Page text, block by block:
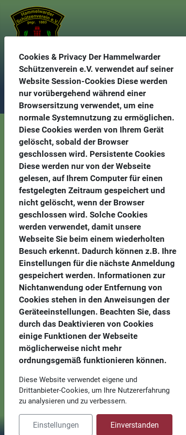
Hammelwarder Schützenverein gegr. 1883
Cookies & Privacy Der Hammelwarder
Schützenverein e.V. verwendet auf seiner
Website Session-Cookies Diese werden
nur vorübergehend während einer
Browsersitzung verwendet, um eine
normale Systemnutzung zu ermöglichen.
Diese Cookies werden von Ihrem Gerät
gelöscht, sobald der Browser
geschlossen wird. Persistente Cookies
Diese werden nur von der Webseite
gelesen, auf Ihrem Computer für einen
festgelegten Zeitraum gespeichert und
nicht gelöscht, wenn der Browser
geschlossen wird. Solche Cookies
werden verwendet, damit unsere
Webseite Sie beim einem wiederholten
Besuch erkennt. Dadurch können z.B. Ihre
Einstellungen für die nächste Anmeldung
gespeichert werden. Informationen zur
Nichtanwendung oder Entfernung von
Cookies stehen in den Anweisungen der
Geräteeinstellungen. Beachten Sie, dass
durch das Deaktivieren von Cookies
einige Funktionen der Webseite
möglicherweise nicht mehr
ordnungsgemäß funktionieren können.
Diese Website verwendet eigene und
Drittanbieter-Cookies, um Ihre Nutzererfahrung
zu analysieren und zu verbessern.
Einstellungen Einverstanden